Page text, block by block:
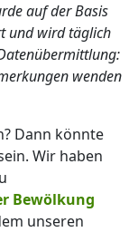
auf der Basis
und wird täglich
wenden
Dann könnte
Wir haben
Bewölkung
unseren